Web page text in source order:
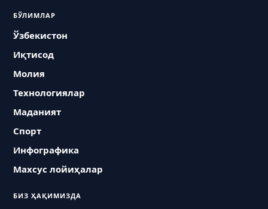
БЎЛИМЛАР
Ўзбекистон
Иқтисод
Молия
Технологиялар
Маданият
Спорт
Инфографика
Махсус лойиҳалар
БИЗ ҲАҚИМИЗДА